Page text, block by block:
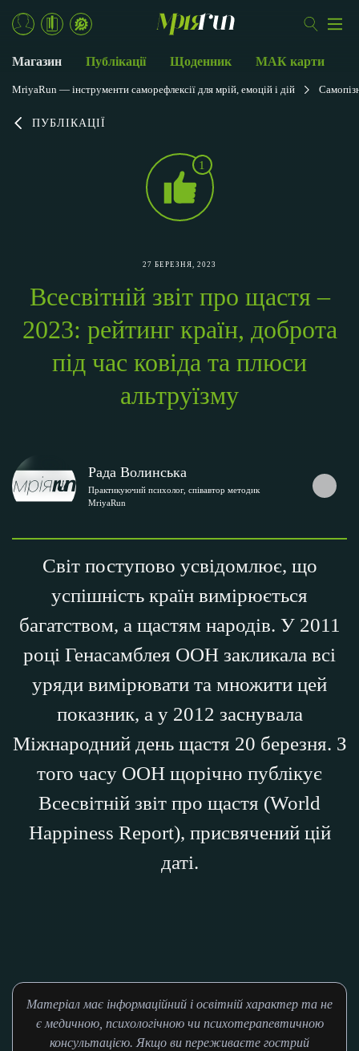
ПУБЛІКАЦІЇ
1
27 БЕРЕЗНЯ, 2023
Всесвітній звіт про щастя –
2023: рейтинг країн, доброта
під час ковіда та плюси
альтруїзму
Рада Волинська
Практикуючий психолог, співавтор методик
MriyaRun
Світ поступово усвідомлює, що
успішність країн вимірюється
багатством, а щастям народів. У 2011
році Генасамблея ООН закликала всі
уряди вимірювати та множити цей
показник, а у 2012 заснувала
Міжнародний день щастя 20 березня. З
того часу ООН щорічно публікує
Всесвітній звіт про щастя (World
Happiness Report), присвячений цій
даті.
Матеріал має інформаційний і освітній характер та не
є медичною, психологічною чи психотерапевтичною
консультацією. Якщо ви переживаєте гострий
Магазин Публікації Щоденник МАК карти
MriyaRun — інструменти саморефлексії для мрій, емоцій і дій